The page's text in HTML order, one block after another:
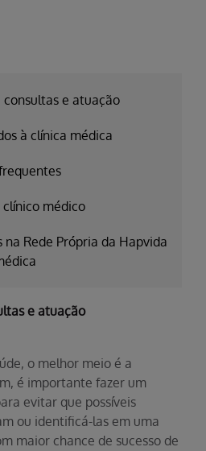
consultas e atuação
à clínica médica
clínico médico
na Rede Própria da Hapvida
e atuação
o melhor meio é a
é importante fazer um
evitar que possíveis
ou identificá-las em uma
maior chance de sucesso de